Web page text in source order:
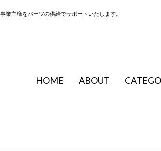
主様をパーツの供給でサポートいたします。
HOME ABOUT